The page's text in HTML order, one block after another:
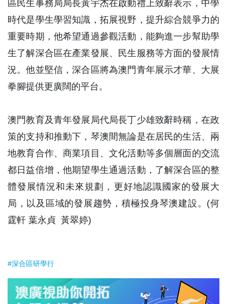
區民生事務局局長黃宇杰在啟動禮上致辭表示，中學
時代是學生學習知識，拓展視野，提升綜合競爭力的
重要時期，他希望通過參觀活動，能夠進一步幫助學
生了解深合區在產業發展、民生服務等方面的發展情
況。他並堅信，深合區將為澳門青年展示才華、大展
拳腳提供更廣闊的平台。
澳門教育及青年發展局代局長丁少雄致辭時稱，在政
策的支持和推動下，琴澳間無論是在居民的生活、兩
地教育合作、商業項目、文化活動等多個層面的交流
都日益倍增，他期望學生通過活動，了解深合區的整
體發展情況和未來規劃，更好地認識國家的發展大
局，以及區域的發展趨勢，積極投身琴澳建設。(何
霆軒 葉永貞 黃翠婷)
#深合區研學行